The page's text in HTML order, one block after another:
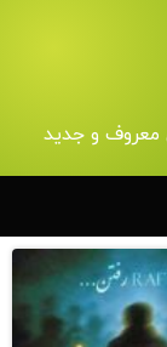
معروف و جدید